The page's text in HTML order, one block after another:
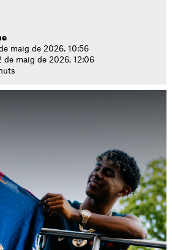
maig de 2026. 10:56
de maig de 2026. 12:06